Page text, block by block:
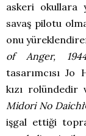
askeri okullara
savaş pilotu
onu
of Anger,
tasarımcısı Jo
kızı rolündedir
Midori No Daichi
işgal ettiği